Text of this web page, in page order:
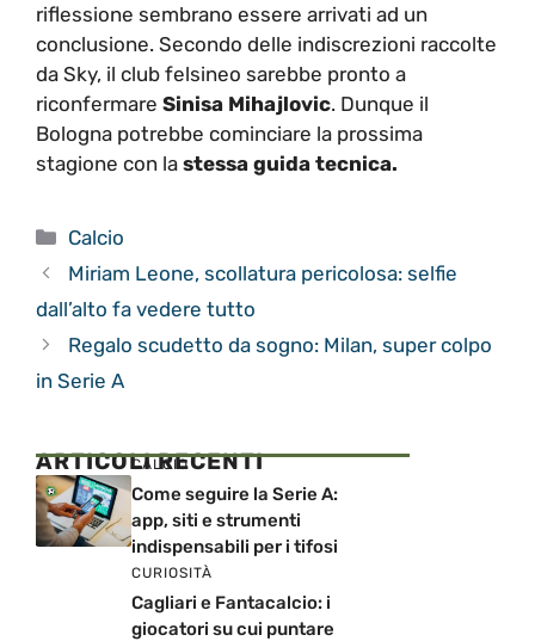
riflessione sembrano essere arrivati ad un
conclusione. Secondo delle indiscrezioni raccolte
da Sky, il club felsineo sarebbe pronto a
riconfermare Sinisa Mihajlovic. Dunque il
Bologna potrebbe cominciare la prossima
stagione con la stessa guida tecnica.
Categorie
Calcio
Miriam Leone, scollatura pericolosa: selfie
dall’alto fa vedere tutto
Regalo scudetto da sogno: Milan, super colpo
in Serie A
ARTICOLI RECENTI
CALCIO
Come seguire la Serie A:
app, siti e strumenti
indispensabili per i tifosi
CURIOSITÀ
Cagliari e Fantacalcio: i
giocatori su cui puntare